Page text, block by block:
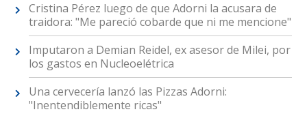
Cristina Pérez luego de que Adorni la acusara de
traidora: "Me pareció cobarde que ni me mencione"
Imputaron a Demian Reidel, ex asesor de Milei, por
los gastos en Nucleoelétrica
Una cervecería lanzó las Pizzas Adorni:
"Inentendiblemente ricas"